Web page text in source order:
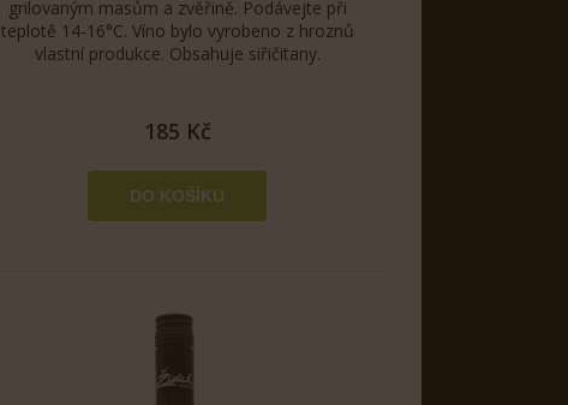
grilovaným masům a zvěřině. Podávejte při
teplotě 14-16°C. Víno bylo vyrobeno z hroznů
vlastní produkce. Obsahuje siřičitany.
185 Kč